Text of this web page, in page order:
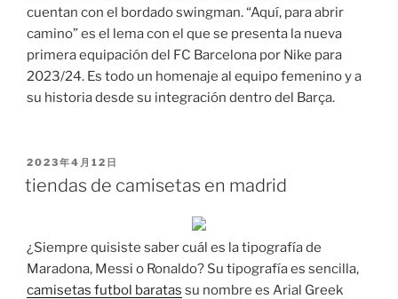
cuentan con el bordado swingman. “Aquí, para abrir
camino” es el lema con el que se presenta la nueva
primera equipación del FC Barcelona por Nike para
2023/24. Es todo un homenaje al equipo femenino y a
su historia desde su integración dentro del Barça.
PUBLICADO
EL
2023年4月12日
tiendas de camisetas en madrid
¿Siempre quisiste saber cuál es la tipografía de
Maradona, Messi o Ronaldo? Su tipografía es sencilla,
camisetas futbol baratas su nombre es Arial Greek